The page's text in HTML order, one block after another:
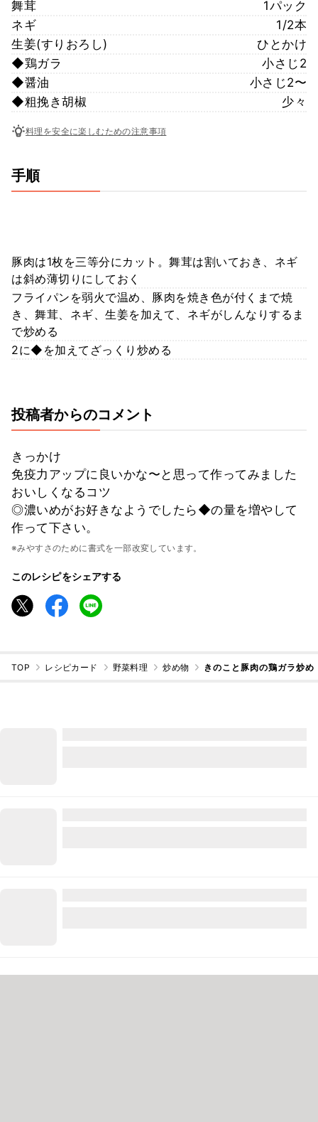
舞茸
1パック
ネギ
1/2本
生姜(すりおろし)
ひとかけ
◆鶏ガラ
小さじ2
◆醤油
小さじ2〜
◆粗挽き胡椒
少々
料理を安全に楽しむための注意事項
手順
豚肉は1枚を三等分にカット。舞茸は割いておき、ネギ
は斜め薄切りにしておく
フライパンを弱火で温め、豚肉を焼き色が付くまで焼
き、舞茸、ネギ、生姜を加えて、ネギがしんなりするま
で炒める
2に◆を加えてざっくり炒める
投稿者からのコメント
きっかけ
免疫力アップに良いかな〜と思って作ってみました
おいしくなるコツ
◎濃いめがお好きなようでしたら◆の量を増やして
作って下さい。
※みやすさのために書式を一部改変しています。
このレシピをシェアする
TOP レシピカード 野菜料理 炒め物 きのこと豚肉の鶏ガラ炒